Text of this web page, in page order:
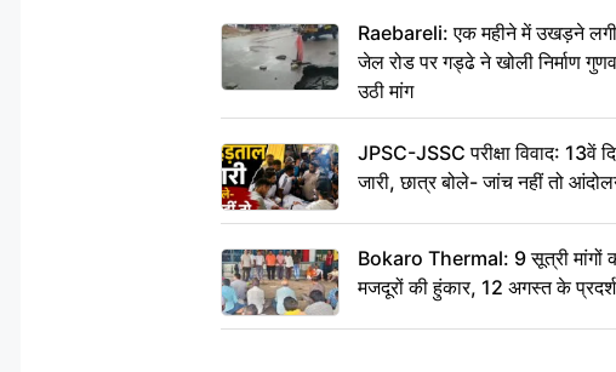
Raebareli: एक महीने में उखड़ने
जेल रोड पर गड्ढे ने खोली निर्माण
उठी मांग
JPSC-JSSC परीक्षा विवाद: 13वें
जारी, छात्र बोले- जांच नहीं तो
Bokaro Thermal: 9 सूत्री मांगों
मजदूरों की हुंकार, 12 अगस्त के